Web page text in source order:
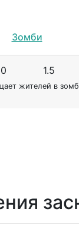
Зомби
1.5
жителей в